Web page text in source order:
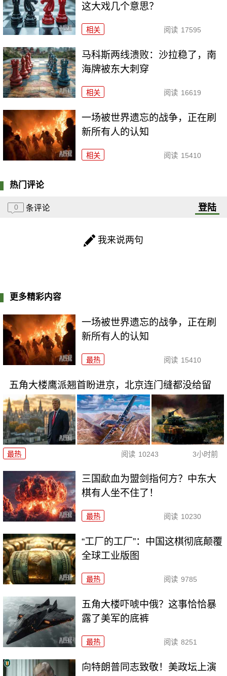
这大戏几个意思？
相关 阅读 17595
马科斯两线溃败：沙拉稳了，南
海牌被东大刺穿
相关 阅读 16619
一场被世界遗忘的战争，正在刷
新所有人的认知
相关 阅读 15410
热门评论
0 条评论 登陆
我来说两句
更多精彩内容
一场被世界遗忘的战争，正在刷
新所有人的认知
最热 阅读 15410
五角大楼鹰派翘首盼进京，北京连门缝都没给留
最热 阅读 10243 3小时前
三国歃血为盟剑指何方？中东大
棋有人坐不住了！
最热 阅读 10230
“工厂的工厂”：中国这棋彻底颠覆
全球工业版图
最热 阅读 9785
五角大楼吓唬中俄？这事恰恰暴
露了美军的底裤
最热 阅读 8251
向特朗普同志致敬！美政坛上演